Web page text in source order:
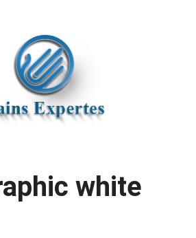
white